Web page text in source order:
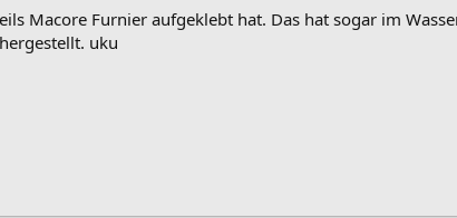
Macore Furnier aufgeklebt hat. Das hat sogar im
uku